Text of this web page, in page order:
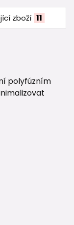
zboží 11
polyfúzním